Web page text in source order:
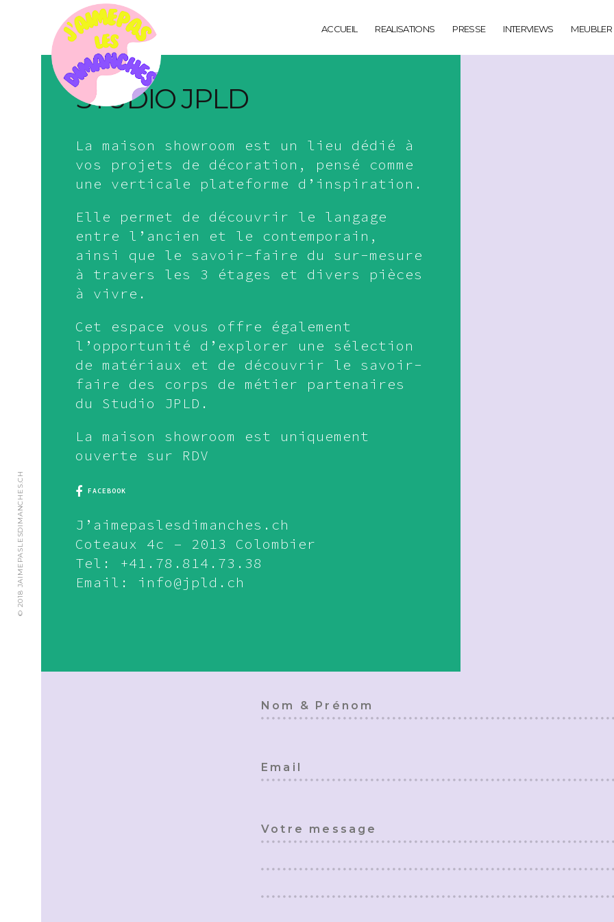
ACCUEIL REALISATIONS PRESSE INTERVIEWS MEUBLER
© 2018 JAIMEPASLESDIMANCHES.CH
STUDIO JPLD
La maison showroom est un lieu dédié à
vos projets de décoration, pensé comme
une verticale plateforme d’inspiration.
Elle permet de découvrir le langage
entre l’ancien et le contemporain,
ainsi que le savoir-faire du sur-mesure
à travers les 3 étages et divers pièces
à vivre.
Cet espace vous offre également
l’opportunité d’explorer une sélection
de matériaux et de découvrir le savoir-
faire des corps de métier partenaires
du Studio JPLD.
La maison showroom est uniquement
ouverte sur RDV
FACEBOOK
J’aimepaslesdimanches.ch
Coteaux 4c – 2013 Colombier
Tel: +41.78.814.73.38
Email: info@jpld.ch